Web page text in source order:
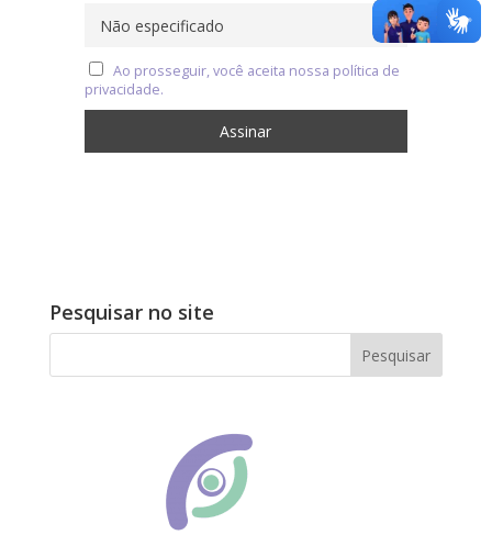
Ao prosseguir, você aceita nossa política de
privacidade.
Pesquisar no site